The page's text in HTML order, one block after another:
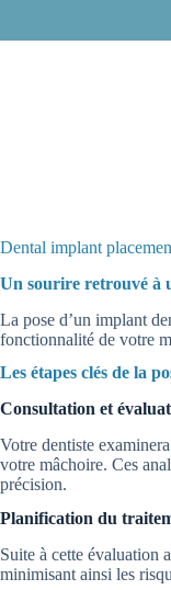
Dental implant
Un sourire retrouvé à
La pose d’un implant
fonctionnalité de votre
Les étapes clés de la
Consultation et
Votre dentiste
votre mâchoire. Ces
précision.
Planification du
Suite à cette évaluation
minimisant ainsi les